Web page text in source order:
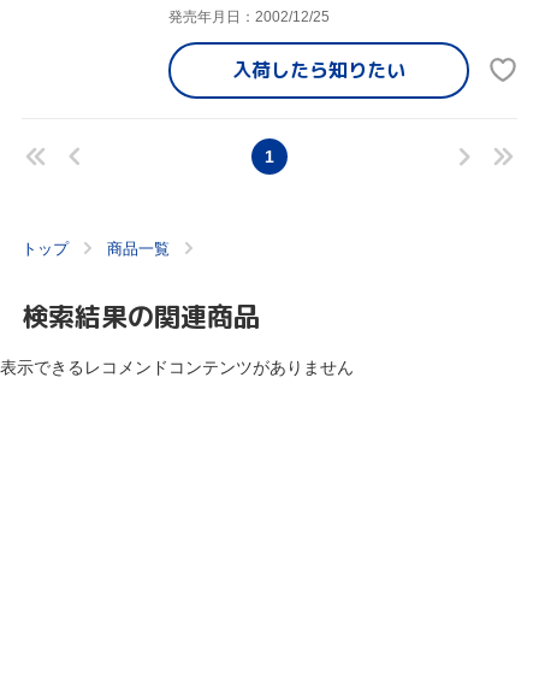
発売年月日：2002/12/25
入荷したら知りたい
1
トップ 商品一覧
検索結果の関連商品
表示できるレコメンドコンテンツがありません